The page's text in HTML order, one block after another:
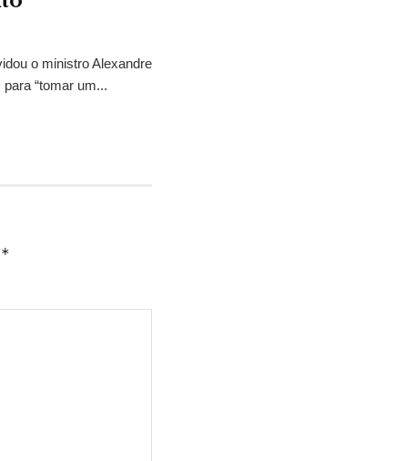
o ministro Alexandre
“tomar um...
*